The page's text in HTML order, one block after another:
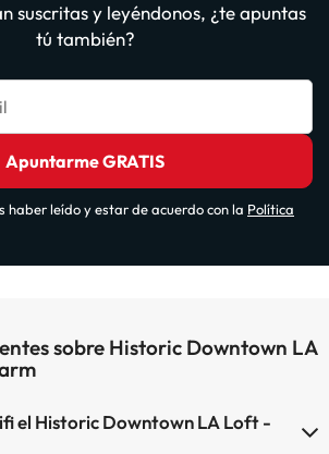
suscritas y leyéndonos, ¿te apuntas
tú también?
Apuntarme GRATIS
haber leído y estar de acuerdo con la Política
sobre Historic Downtown LA
el Historic Downtown LA Loft -